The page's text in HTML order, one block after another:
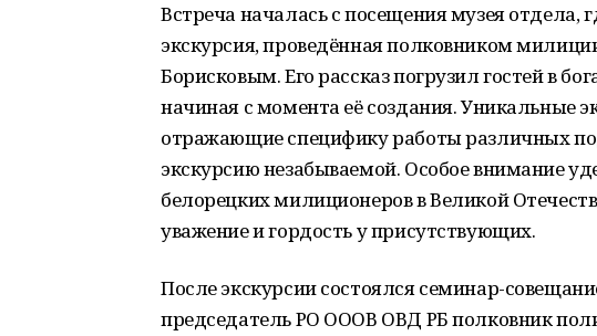
Встреча началась с посещения музея отдела,
экскурсия, проведённая полковником
Борисковым. Его рассказ погрузил гостей в
начиная с момента её создания. Уникальные
отражающие специфику работы различных
экскурсию незабываемой. Особое внимание
белорецких милиционеров в Великой
уважение и гордость у присутствующих.
После экскурсии состоялся семинар-
председатель РО ОООВ ОВД РБ полковник